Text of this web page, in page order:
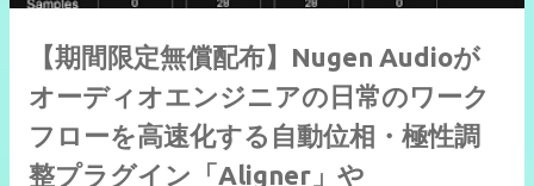
【期間限定無償配布】Nugen Audioが
オーディオエンジニアの日常のワーク
フローを高速化する自動位相・極性調
整プラグイン「Aligner」や